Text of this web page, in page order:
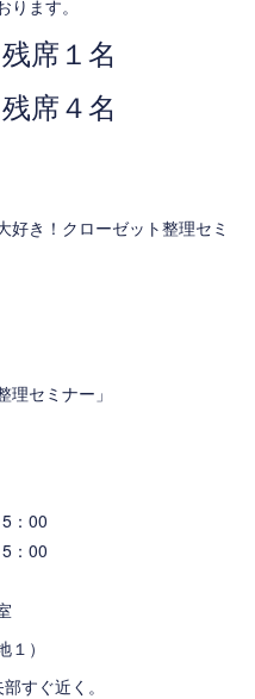
ます。
席１名
席４名
好き！クローゼット整理セミ
理セミナー」
：00
：00
）
すぐ近く。